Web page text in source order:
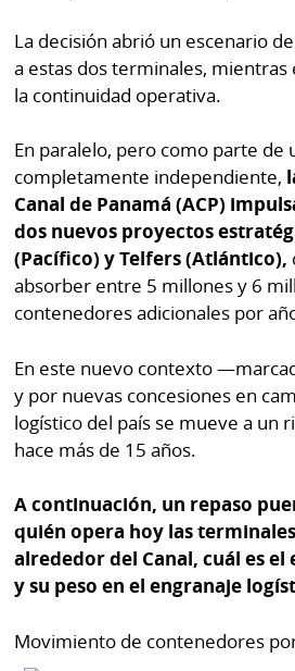
Metro
por
Metro
Panamá
Tus
Tiquetes
Cero
KM
Mi
Diario
Ellas
Club
La
Prensa
Busca
Fácil
⌾
Hoy
Hoy
⌾
Sábado
⌾
La
Repregunta
⌾
Cual
⌾
Sabrina
Censura
La decisión abrió un escenario
a estas dos terminales, mientras
la continuidad operativa.
En paralelo, pero como parte de
completamente independiente,
Canal de Panamá (ACP)
dos nuevos proyectos
(Pacífico) y Telfers (Atlántico),
absorber entre 5 millones y 6
contenedores adicionales por
En este nuevo contexto
y por nuevas concesiones en
logístico del país se mueve a un
hace más de 15 años.
A continuación, un repaso
quién opera hoy las
alrededor del Canal, cuál es el
y su peso en el engranaje
Movimiento de contenedores